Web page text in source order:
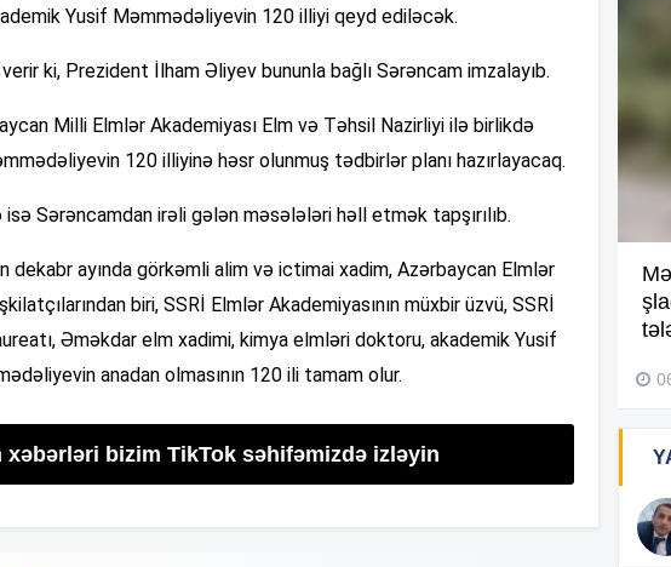
Yusif Məmmədəliyevin 120 illiyi qeyd ediləcək.
ki, Prezident İlham Əliyev bununla bağlı Sərəncam imzalayıb.
Milli Elmlər Akademiyası Elm və Təhsil Nazirliyi ilə birlikdə
120 illiyinə həsr olunmuş tədbirlər planı hazırlayacaq.
Sərəncamdan irəli gələn məsələləri həll etmək tapşırılıb.
dekabr ayında görkəmli alim və ictimai xadim, Azərbaycan Elmlər
biri, SSRİ Elmlər Akademiyasının müxbir üzvü, SSRİ
Əməkdar elm xadimi, kimya elmləri doktoru, akademik Yusif
anadan olmasının 120 ili tamam olur.
xəbərləri bizim TikTok səhifəmizdə izləyin
Kompleksdə faciə: 2 yaşlı
uşaq hovuzda boğuldu –
Video
29 İyul 2026, 16:21